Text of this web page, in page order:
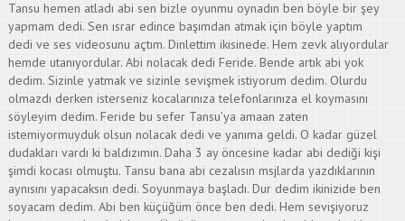
Tansu hemen atladı abi sen bizle oyunmu oynadın ben böyle bir şey
yapmam dedi. Sen ısrar edince başımdan atmak için böyle yaptım
dedi ve ses videosunu açtım. Dinlettim ikisinede. Hem zevk alıyordular
hemde utanıyordular. Abi nolacak dedi Feride. Bende artık abi yok
dedim. Sizinle yatmak ve sizinle sevişmek istiyorum dedim. Olurdu
olmazdı derken isterseniz kocalarınıza telefonlarınıza el koymasını
söyleyim dedim. Feride bu sefer Tansu’ya amaan zaten
istemiyormuyduk olsun nolacak dedi ve yanıma geldi. O kadar güzel
dudakları vardı ki baldızımın. Daha 3 ay öncesine kadar abi dediği kişi
şimdi kocası olmuştu. Tansu bana abi cezalısın msjlarda yazdıklarının
aynısını yapacaksın dedi. Soyunmaya başladı. Dur dedim ikinizide ben
soyacam dedim. Abi ben küçüğüm önce ben dedi. Hem sevişiyoruz